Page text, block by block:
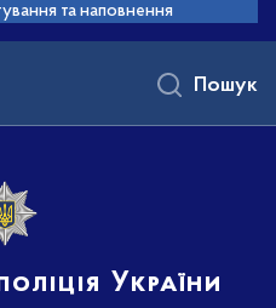
та наповнення
України
Пошук